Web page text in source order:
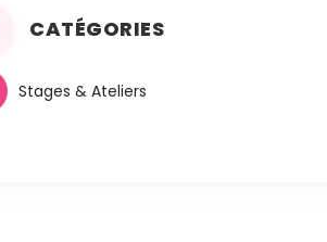
CATÉGORIES
Stages & Ateliers